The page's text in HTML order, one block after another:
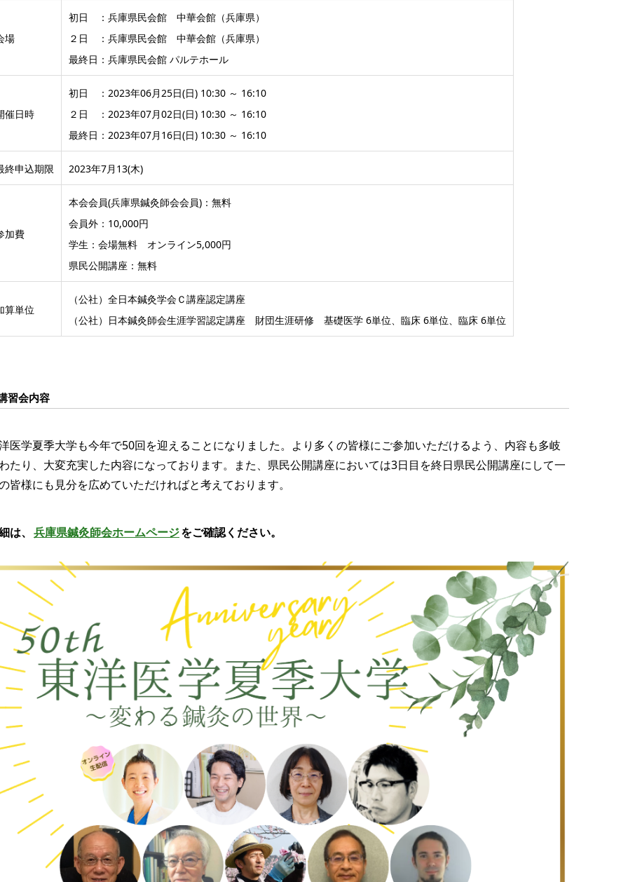
場
初日 ：兵庫県民会館 中華会館（兵庫県）
２日 ：兵庫県民会館 中華会館（兵庫県）
最終日：兵庫県民会館 パルテホール
催日時
初日 ：2023年06月25日(日) 10:30 ～ 16:10
２日 ：2023年07月02日(日) 10:30 ～ 16:10
最終日：2023年07月16日(日) 10:30 ～ 16:10
終申込期限 2023年7月13(木)
加費
本会会員(兵庫県鍼灸師会会員)：無料
会員外：10,000円
学生：会場無料 オンライン5,000円
県民公開講座：無料
算単位
（公社）全日本鍼灸学会Ｃ講座認定講座
（公社）日本鍼灸師会生涯学習認定講座 財団生涯研修 基礎医学 6単位、臨床 6単位、臨床 6単位
習会内容
医学夏季大学も今年で50回を迎えることになりました。より多くの皆様にご参加いただけるよう、内容も多岐
たり、大変充実した内容になっております。また、県民公開講座においては3日目を終日県民公開講座にして一
皆様にも見分を広めていただければと考えております。
は、 兵庫県鍼灸師会ホームページをご確認ください。